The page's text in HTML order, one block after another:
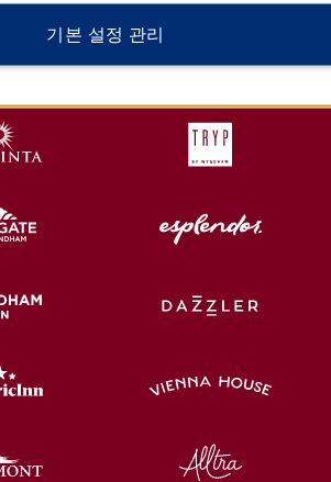
LIFESTYLE
기본 설정 관리